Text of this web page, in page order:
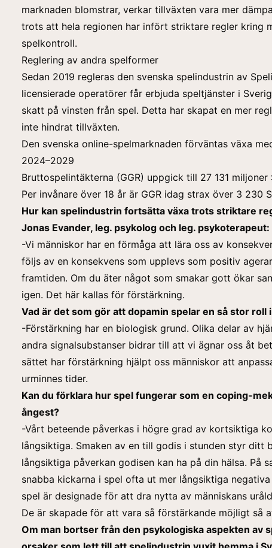
marknaden blomstrar, verkar tillväxten vara mer
trots att hela regionen har infört striktare regler kring
spelkontroll.
Reglering av andra spelformer
Sedan 2019 regleras den svenska spelindustrin av
licensierade operatörer får erbjuda speltjänster i
skatt på vinsten från spel. Detta har skapat en mer
inte hindrat tillväxten.
Den svenska online-spelmarknaden förväntas växa
2024–2029
Bruttospelintäkterna (GGR) uppgick till 27 131 miljoner
Per invånare över 18 år är GGR idag strax över 3 230
Hur kan spelindustrin fortsätta växa trots striktare
Jonas Evander, leg. psykolog och leg. psykoterapeut:
-Vi människor har en förmåga att lära oss av
följs av en konsekvens som upplevs som positiv
framtiden. Om du äter något som smakar gott ökar
igen. Det här kallas för förstärkning.
Vad är det som gör att dopamin spelar en så stor roll
-Förstärkning har en biologisk grund. Olika delar av
andra signalsubstanser bidrar till att vi ägnar oss åt
sättet har förstärkning hjälpt oss människor att
urminnes tider.
Kan du förklara hur spel fungerar som en coping-
ångest?
-Vårt beteende påverkas i högre grad av kortsiktiga
långsiktiga. Smaken av en till godis i stunden styr ditt
långsiktiga påverkan godisen kan ha på din hälsa. På
snabba kickarna i spel ofta ut mer långsiktiga negativa
spel är designade för att dra nytta av människans
De är skapade för att vara så förstärkande möjligt så
Om man bortser från den psykologiska aspekten av